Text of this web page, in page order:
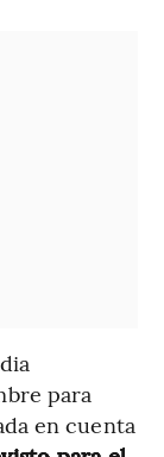
para
en cuenta